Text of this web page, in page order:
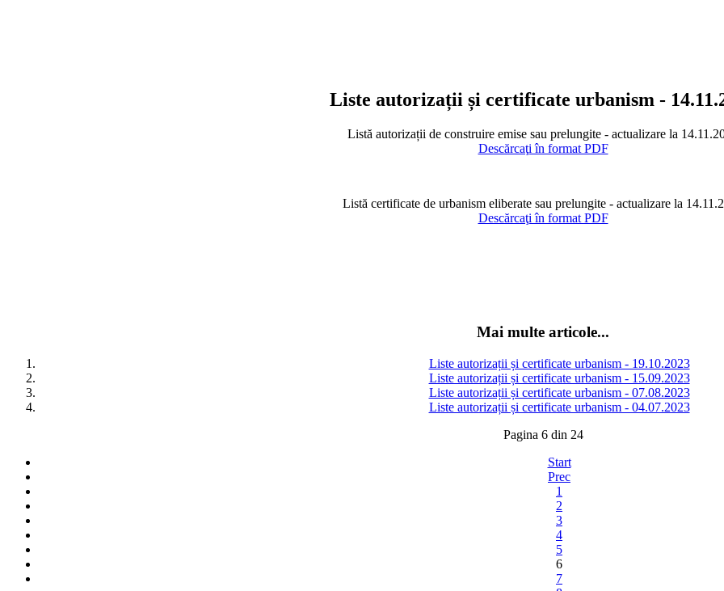
Liste autorizații și certificate urbanism -
Listă autorizații de construire emise sau prelungite - actualizare la
Descărcaţi în format PDF
Listă certificate de urbanism eliberate sau prelungite - actualizare la
Descărcaţi în format PDF
Mai multe articole...
Liste autorizații și certificate urbanism - 19.10.2023
Liste autorizații și certificate urbanism - 15.09.2023
Liste autorizații și certificate urbanism - 07.08.2023
Liste autorizații și certificate urbanism - 04.07.2023
Pagina 6 din 24
Start
Prec
1
2
3
4
5
6
7